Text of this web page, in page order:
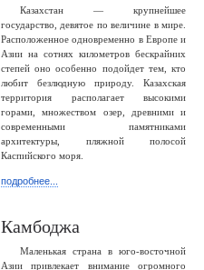
Казахстан — крупнейшее
государство, девятое по величине в мире.
Расположенное одновременно в Европе и
Азии на сотнях километров бескрайних
степей оно особенно подойдет тем, кто
любит безлюдную природу. Казахская
территория располагает высокими
горами, множеством озер, древними и
современными памятниками
архитектуры, пляжной полосой
Каспийского моря.
подробнее...
Камбоджа
Маленькая страна в юго-восточной
Азии привлекает внимание огромного